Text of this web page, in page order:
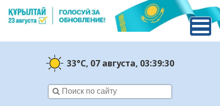
33°C, 07 августа, 03:39:31